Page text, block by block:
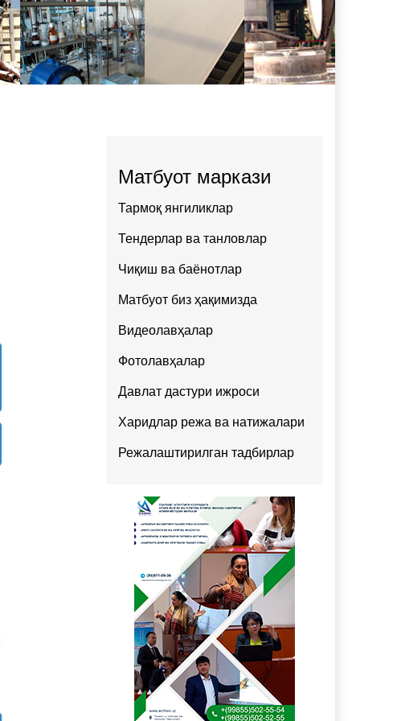
Матбуот маркази
Тармоқ янгиликлар
Тендерлар ва танловлар
Чиқиш ва баёнотлар
Матбуот биз ҳақимизда
Видеолавҳалар
Фотолавҳалар
Давлат дастури ижроси
Харидлар режа ва натижалари
Режалаштирилган тадбирлар